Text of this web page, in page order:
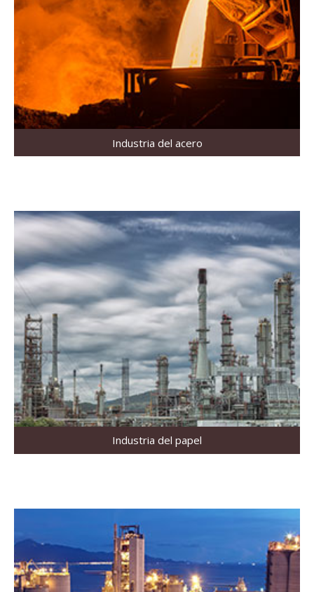
Industria del acero
Industria del papel